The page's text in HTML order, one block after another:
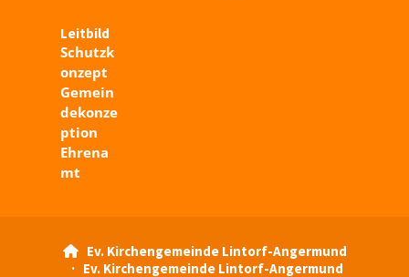
Leitbild
Schutzk
onzept
Gemein
dekonze
ption
Ehrena
mt
Ev. Kirchengemeinde Lintorf-Angermund
· Ev. Kirchengemeinde Lintorf-Angermund